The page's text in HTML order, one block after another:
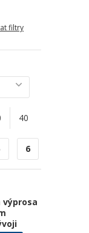
filtry
40
6
výprosa